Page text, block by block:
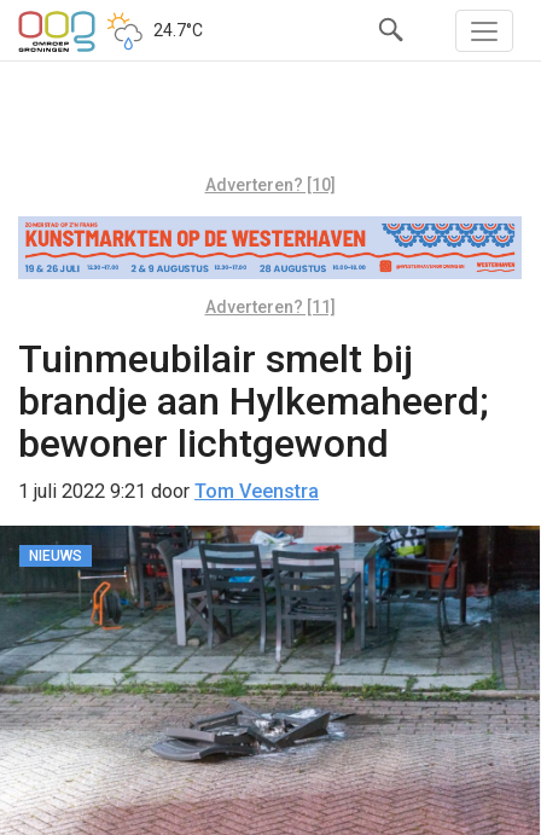
24.7°C
Adverteren? [10]
Adverteren? [11]
Tuinmeubilair smelt bij
brandje aan Hylkemaheerd;
bewoner lichtgewond
1 juli 2022 9:21 door Tom Veenstra
NIEUWS